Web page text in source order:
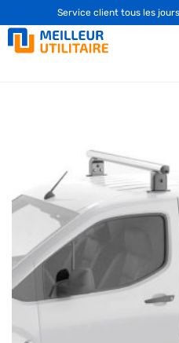
Service client tous les jours